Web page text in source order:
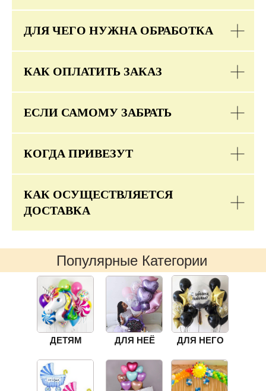
ДЛЯ ЧЕГО НУЖНА ОБРАБОТКА
КАК ОПЛАТИТЬ ЗАКАЗ
ЕСЛИ САМОМУ ЗАБРАТЬ
КОГДА ПРИВЕЗУТ
КАК ОСУЩЕСТВЛЯЕТСЯ
ДОСТАВКА
Популярные Категории
ДЛЯ НЕЁ ДЛЯ НЕГО
ДЕТЯМ